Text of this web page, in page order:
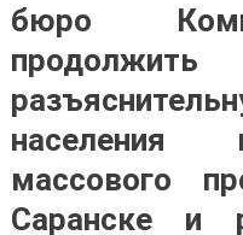
бюро
продолжить
населения
массового
Саранске и